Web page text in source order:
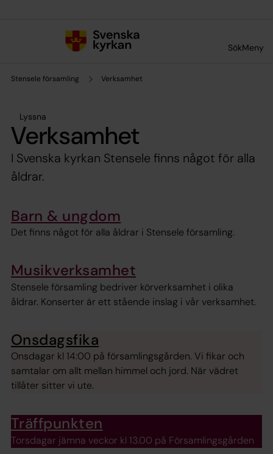
SökMeny
Stensele församling Verksamhet
Lyssna
Verksamhet
I Svenska kyrkan Stensele finns något för alla
åldrar.
Barn & ungdom
Det finns något för alla åldrar i Stensele församling.
Musikverksamhet
Stensele församling bedriver körverksamhet i olika
åldrar. Konserter är ett stående inslag i vår verksamhet.
Onsdagsfika
Onsdagar kl 14:00 på församlingsgården. Vi fikar och
samtalar om allt mellan himmel och jord. När vädret
tillåter sitter vi ute.
Träffpunkten
Torsdagar jämna veckor kl 13.00 på Församlingsgården